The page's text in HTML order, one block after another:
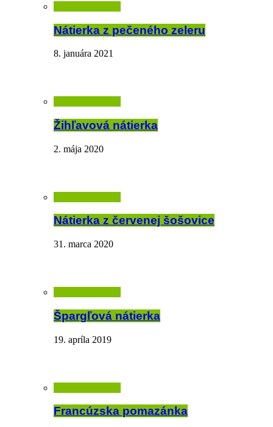
Nátierka z pečeného zeleru
8. januára 2021
Žihľavová nátierka
2. mája 2020
Nátierka z červenej šošovice
31. marca 2020
Špargľová nátierka
19. apríla 2019
Francúzska pomazánka